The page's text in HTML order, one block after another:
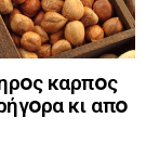
καρπoς
κι απo